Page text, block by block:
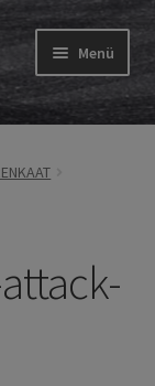
Menü
Expand
Expand